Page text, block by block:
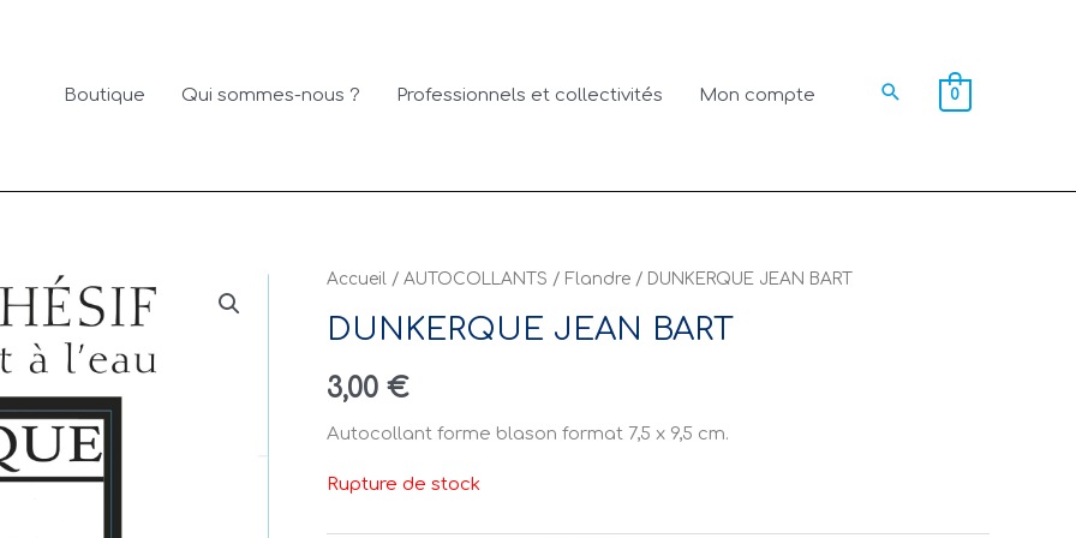
Boutique Qui sommes-nous ? Professionnels et collectivités Mon compte Rechercher
0
Accueil / AUTOCOLLANTS / Flandre / DUNKERQUE JEAN BART
DUNKERQUE JEAN BART
3,00 €
Autocollant forme blason format 7,5 x 9,5 cm.
Rupture de stock